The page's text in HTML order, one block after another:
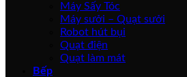
Máy Sấy Tóc
Máy sưởi – Quạt sưởi
Robot hút bụi
Quạt điện
Quạt làm mát
Bếp